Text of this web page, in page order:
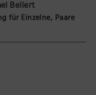
Neuruppin
Bellert
für Einzelne, Paare